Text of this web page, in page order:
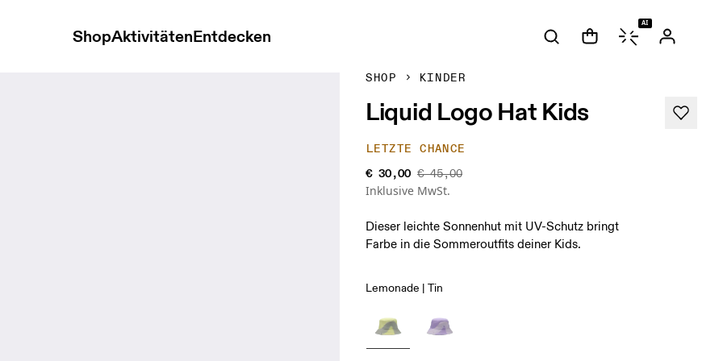
ShopAktivitätenEntdecken
AI
SHOP KINDER
Liquid Logo Hat Kids
LETZTE CHANCE
€ 30,00 € 45,00
Inklusive MwSt.
Dieser leichte Sonnenhut mit UV-Schutz bringt
Farbe in die Sommeroutfits deiner Kids.
Lemonade | Tin